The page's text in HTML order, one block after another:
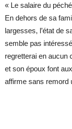
« Le salaire du
En dehors de sa
largesses, l’état de
semble pas
regretterai en aucun
et son époux font
affirme sans remord